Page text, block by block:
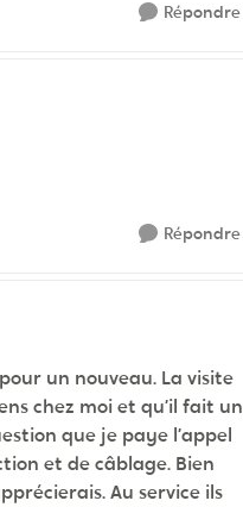
Répondre
Répondre
un nouveau. La visite
chez moi et qu’il fait un
que je paye l’appel
et de câblage. Bien
Au service ils